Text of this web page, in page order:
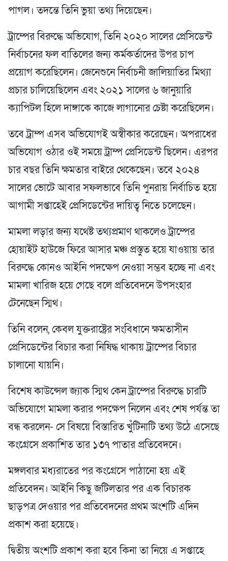
পাগল। তদন্তে তিনি ভুয়া তথ্য দিয়েছেন।
ট্রাম্পের বিরুদ্ধে অভিযোগ, তিনি ২০২০ সালের প্রেসিডেন্ট
নির্বাচনের ফল বাতিলের জন্য কর্মকর্তাদের উপর চাপ
প্রয়োগ করেছিলেন। জেনেশুনে নির্বাচনী জালিয়াতির মিথ্যা
প্রচার চালিয়েছিলেন এবং ২০২১ সালের ৬ জানুয়ারি
ক্যাপিটল হিলে দাঙ্গাকে কাজে লাগানোর চেষ্টা করেছিলেন।
তবে ট্রাম্প এসব অভিযোগই অস্বীকার করেছেন। অপরাধের
অভিযোগ ওঠার ওই সময়ে ট্রাম্প প্রেসিডেন্ট ছিলেন। এরপর
চার বছর তিনি ক্ষমতার বাইরে থেকেছেন। তবে ২০২৪
সালের ভোটে আবার সফলভাবে তিনি পুনরায় নির্বাচিত হয়ে
আগামী সপ্তাহেই প্রেসিডেন্টের দায়িত্ব নিতে চলেছেন।
মামলা লড়ার জন্য যথেষ্ট তথ্যপ্রমাণ থাকলেও ট্রাম্পের
হোয়াইট হাউজে ফিরে আসার মঞ্চ প্রস্তুত হয়ে যাওয়ায় তার
বিরুদ্ধে কোনও আইনি পদক্ষেপ নেওয়া সম্ভব হচ্ছে না এবং
মামলা খারিজ হয়ে গেছে বলে প্রতিবেদনে উপসংহার
টেনেছেন স্মিথ।
তিনি বলেন, কেবল যুক্তরাষ্ট্রের সংবিধানে ক্ষমতাসীন
প্রেসিডেন্টের বিচার করা নিষিদ্ধ থাকায় ট্রাম্পের বিচার
চালানো যায়নি।
বিশেষ কাউন্সেল জ্যাক স্মিথ কেন ট্রাম্পের বিরুদ্ধে চারটি
অভিযোগে মামলা করার পদক্ষেপ নিলেন এবং শেষ পর্যন্ত তা
বন্ধ করলেন- সে বিষয়ে বিস্তারিত খুঁটিনাটি তথ্য উঠে এসেছে
কংগ্রেসে প্রকাশিত তার ১৩৭ পাতার প্রতিবেদনে।
মঙ্গলবার মধ্যরাতের পর কংগ্রেসে পাঠানো হয় এই
প্রতিবেদন। আইনি কিছু জটিলতার পর এক বিচারক
ছাড়পত্র দেওয়ার পর প্রতিবেদনের প্রথম অংশটি এদিন
প্রকাশ করা হয়েছে।
দ্বিতীয় অংশটি প্রকাশ করা হবে কিনা তা নিয়ে এ সপ্তাহে